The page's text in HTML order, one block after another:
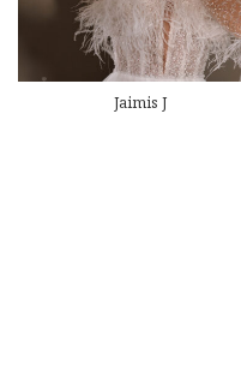
Jaimis J